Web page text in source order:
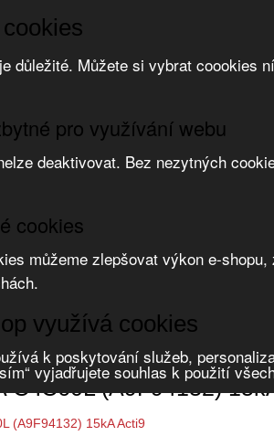
důležité. Můžete si vybrat coookies
pro využívání webu
deaktivovat. Bez nezytných
cookies
můžeme zlepšovat výkon e-
využívá cookies
k poskytování služeb,
vyjadřujete souhlas k použití
Přeskočit na doplňující obsah
jističe modulární jističe
C iC60L (A9F94132)